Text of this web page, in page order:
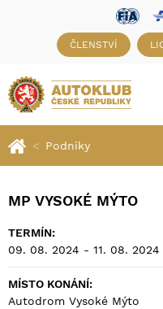
ČLENSTVÍ
Podniky
MP VYSOKÉ MÝTO
TERMÍN:
09. 08. 2024 - 11. 08. 2024
MÍSTO KONÁNÍ:
Autodrom Vysoké Mýto